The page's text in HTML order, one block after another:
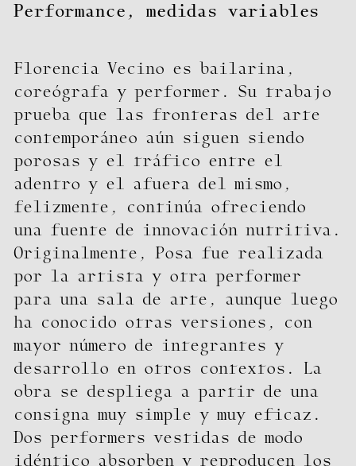
Performance , medidas variables
Florencia Vecino es bailarina,
coreógrafa y performer. Su trabajo
prueba que las fronteras del arte
contemporáneo aún siguen siendo
porosas y el tráfico entre el
adentro y el afuera del mismo,
felizmente, continúa ofreciendo
una fuente de innovación nutritiva.
Originalmente, Posa fue realizada
por la artista y otra performer
para una sala de arte, aunque luego
ha conocido otras versiones, con
mayor número de integrantes y
desarrollo en otros contextos. La
obra se despliega a partir de una
consigna muy simple y muy eficaz.
Dos performers vestidas de modo
idéntico absorben y reproducen los